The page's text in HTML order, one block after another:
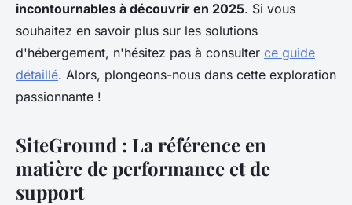
incontournables à découvrir en 2025. Si vous
souhaitez en savoir plus sur les solutions
d'hébergement, n'hésitez pas à consulter ce guide
détaillé. Alors, plongeons-nous dans cette exploration
passionnante !
SiteGround : La référence en
matière de performance et de
support